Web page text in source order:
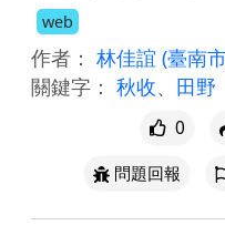
web
作者： 林佳誼 (臺南
關鍵字： 秋收、 田野
0
問題回報